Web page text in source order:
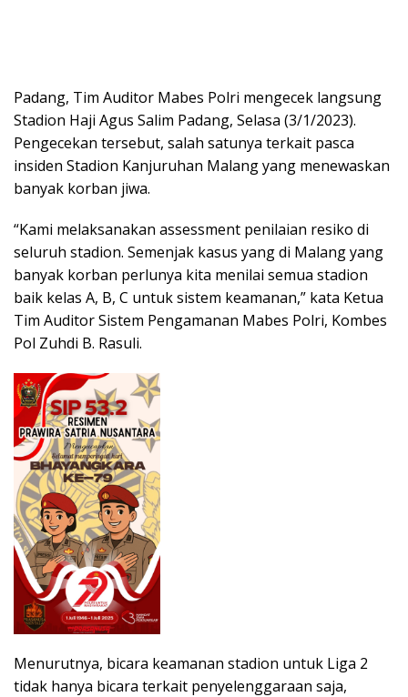
Padang, Tim Auditor Mabes Polri mengecek langsung
Stadion Haji Agus Salim Padang, Selasa (3/1/2023).
Pengecekan tersebut, salah satunya terkait pasca
insiden Stadion Kanjuruhan Malang yang menewaskan
banyak korban jiwa.
“Kami melaksanakan assessment penilaian resiko di
seluruh stadion. Semenjak kasus yang di Malang yang
banyak korban perlunya kita menilai semua stadion
baik kelas A, B, C untuk sistem keamanan,” kata Ketua
Tim Auditor Sistem Pengamanan Mabes Polri, Kombes
Pol Zuhdi B. Rasuli.
Menurutnya, bicara keamanan stadion untuk Liga 2
tidak hanya bicara terkait penyelenggaraan saja,